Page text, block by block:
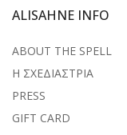
ALISAHNE INFO
ABOUT THE SPELL
Η ΣΧΕΔΙΑΣΤΡΙΑ
PRESS
GIFT CARD